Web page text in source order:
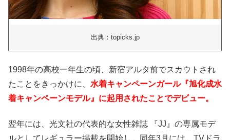
出典：topicks.jp
1998年の高校一年生の頃、新宿アルタ前でスカウトされ
たことをきっかけに、 水着キャンペーンガール『旭化成水
着キャンペーンモデル』に起用されたことでデビュー。
翌年には、光文社の代表的な女性雑誌 『JJ』の専属モデ